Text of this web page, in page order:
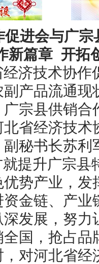
进会与广
新篇章 开拓
技术协作
产品流通现
宗县供销合
省经济技术
秘书长苏利
升广宗县
势产业，发
金链、产
发展，努力
国，抢占
对河北省经